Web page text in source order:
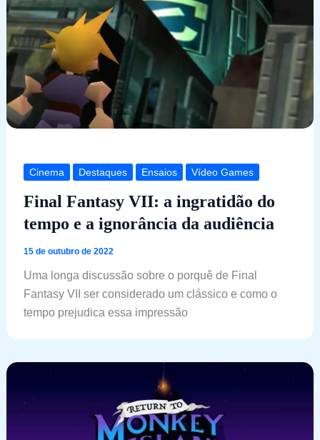
Cinema Destaques Ensaios Vídeo Games
Final Fantasy VII: a ingratidão do
tempo e a ignorância da audiência
15 de outubro de 2022
Uma longa discussão sobre o porquê de Final
Fantasy VII ser considerado um clássico e como o
tempo prejudica essa impressão